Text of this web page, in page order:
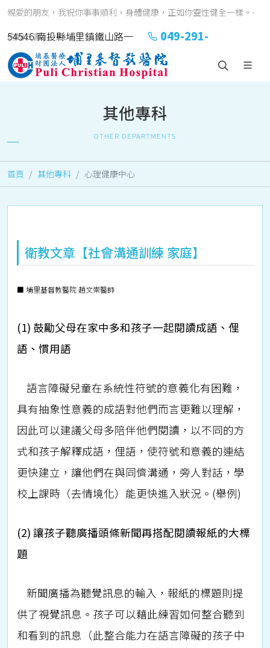
親愛的朋友，我祝你事事順利，身體健康，正如你靈性健全一樣。-
約翰三書1:2
54546 南投縣埔里鎮鐵山路一
號
049-291-
2151#2152
其他專科
OTHER DEPARTMENTS
首頁 其他專科 心理健康中心
衛教文章【社會溝通訓練 家庭】
■ 埔里基督教醫院 趙文崇醫師
(1) 鼓勵父母在家中多和孩子一起閱讀成語、俚
語、慣用語
語言障礙兒童在系統性符號的意義化有困難，
具有抽象性意義的成語對他們而言更難以理解，
因此可以建議父母多陪伴他們閱讀，以不同的方
式和孩子解釋成語，俚語，使符號和意義的連結
更快建立，讓他們在與同儕溝通，旁人對話，學
校上課時（去情境化）能更快進入狀況。(舉例)
(2) 讓孩子聽廣播頭條新聞再搭配閱讀報紙的大標
題
新聞廣播為聽覺訊息的輸入，報紙的標題則提
供了視覺訊息。孩子可以藉此練習如何整合聽到
和看到的訊息（此整合能力在語言障礙的孩子中